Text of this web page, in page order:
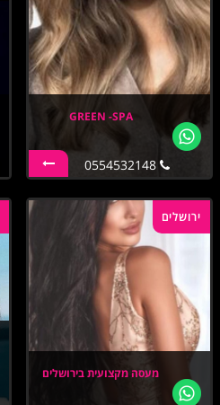
GREEN -SPA
0554532148
ירושלים
מעסה מקצועית בירושלים